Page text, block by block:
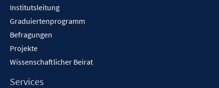
Institutsleitung
Graduiertenprogramm
Befragungen
Projekte
Wissenschaftlicher Beirat
Services